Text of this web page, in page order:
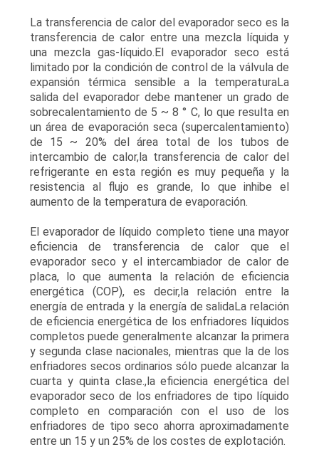
La transferencia de calor del evaporador seco es la
transferencia de calor entre una mezcla líquida y
una mezcla gas-líquido.El evaporador seco está
limitado por la condición de control de la válvula de
expansión térmica sensible a la temperaturaLa
salida del evaporador debe mantener un grado de
sobrecalentamiento de 5 ~ 8 ° C, lo que resulta en
un área de evaporación seca (supercalentamiento)
de 15 ~ 20% del área total de los tubos de
intercambio de calor,la transferencia de calor del
refrigerante en esta región es muy pequeña y la
resistencia al flujo es grande, lo que inhibe el
aumento de la temperatura de evaporación.
El evaporador de líquido completo tiene una mayor
eficiencia de transferencia de calor que el
evaporador seco y el intercambiador de calor de
placa, lo que aumenta la relación de eficiencia
energética (COP), es decir,la relación entre la
energía de entrada y la energía de salidaLa relación
de eficiencia energética de los enfriadores líquidos
completos puede generalmente alcanzar la primera
y segunda clase nacionales, mientras que la de los
enfriadores secos ordinarios sólo puede alcanzar la
cuarta y quinta clase.,la eficiencia energética del
evaporador seco de los enfriadores de tipo líquido
completo en comparación con el uso de los
enfriadores de tipo seco ahorra aproximadamente
entre un 15 y un 25% de los costes de explotación.